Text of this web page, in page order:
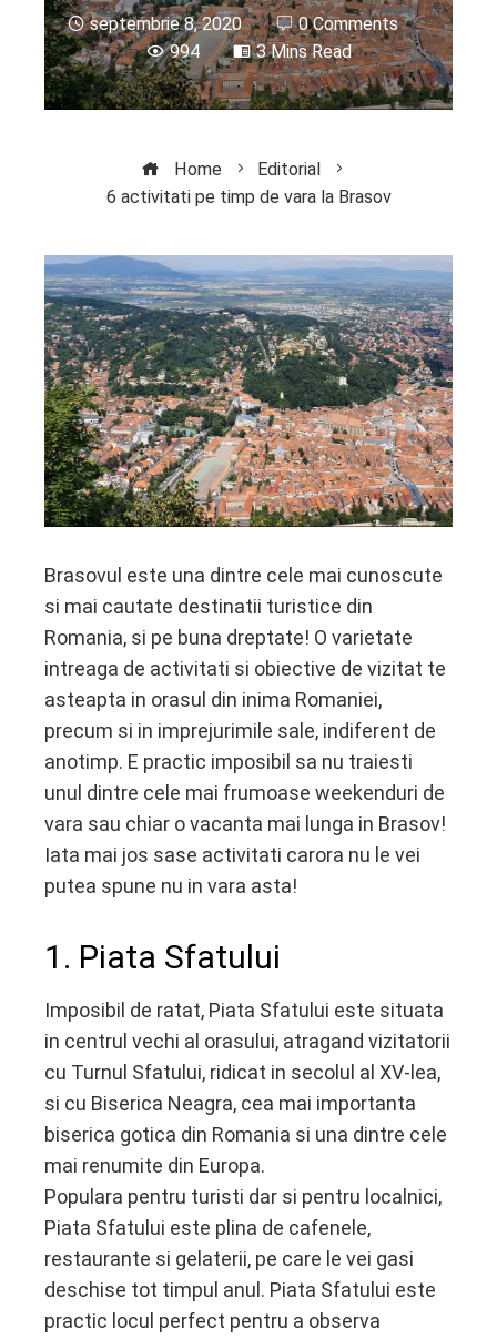
septembrie 8, 2020
0 Comments
994
3 Mins Read
Home
Editorial
6 activitati pe timp de vara la Brasov
Brasovul este una dintre cele mai cunoscute
si mai cautate destinatii turistice din
Romania, si pe buna dreptate! O varietate
intreaga de activitati si obiective de vizitat te
asteapta in orasul din inima Romaniei,
precum si in imprejurimile sale, indiferent de
anotimp. E practic imposibil sa nu traiesti
unul dintre cele mai frumoase weekenduri de
vara sau chiar o vacanta mai lunga in Brasov!
Iata mai jos sase activitati carora nu le vei
putea spune nu in vara asta!
1. Piata Sfatului
Imposibil de ratat, Piata Sfatului este situata
in centrul vechi al orasului, atragand vizitatorii
cu Turnul Sfatului, ridicat in secolul al XV-lea,
si cu Biserica Neagra, cea mai importanta
biserica gotica din Romania si una dintre cele
mai renumite din Europa.
Populara pentru turisti dar si pentru localnici,
Piata Sfatului este plina de cafenele,
restaurante si gelaterii, pe care le vei gasi
deschise tot timpul anul. Piata Sfatului este
practic locul perfect pentru a observa